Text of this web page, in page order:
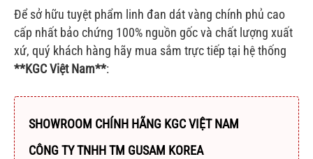
Để sở hữu tuyệt phẩm linh đan dát vàng chính phủ cao
cấp nhất bảo chứng 100% nguồn gốc và chất lượng xuất
xứ, quý khách hàng hãy mua sắm trực tiếp tại hệ thống
**KGC Việt Nam**:
SHOWROOM CHÍNH HÃNG KGC VIỆT NAM
CÔNG TY TNHH TM GUSAM KOREA